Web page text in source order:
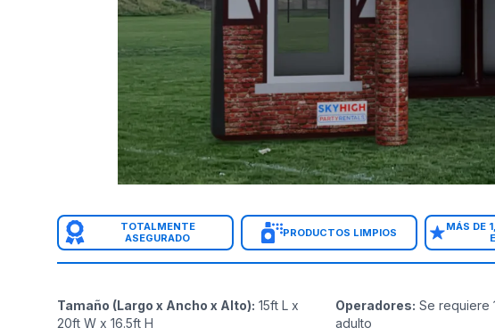
TOTALMENTE
ASEGURADO
PRODUCTOS LIMPIOS
MÁS DE
Tamaño (Largo x Ancho x Alto): 15ft L x
20ft W x 16.5ft H
Operadores: Se requiere
adulto